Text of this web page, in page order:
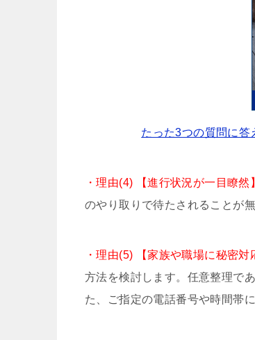
たった3つの質問に答
・理由(4) 【進行状況が一目瞭然
のやり取りで待たされることが
・理由(5) 【家族や職場に秘密対
方法を検討します。任意整理で
た、ご指定の電話番号や時間帯